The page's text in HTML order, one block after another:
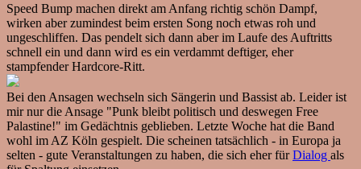
Speed Bump machen direkt am Anfang richtig schön Dampf,
wirken aber zumindest beim ersten Song noch etwas roh und
ungeschliffen. Das pendelt sich dann aber im Laufe des Auftritts
schnell ein und dann wird es ein verdammt deftiger, eher
stampfender Hardcore-Ritt.
Bei den Ansagen wechseln sich Sängerin und Bassist ab. Leider ist
mir nur die Ansage "Punk bleibt politisch und deswegen Free
Palastine!" im Gedächtnis geblieben. Letzte Woche hat die Band
wohl im AZ Köln gespielt. Die scheinen tatsächlich - in Europa ja
selten - gute Veranstaltungen zu haben, die sich eher fürDialog als